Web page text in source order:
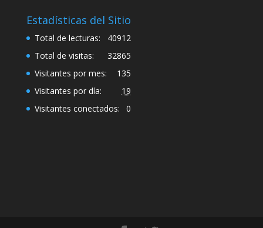
Estadísticas del Sitio
40912
Total de lecturas:
32865
Total de visitas:
135
Visitantes por mes:
19
Visitantes por día:
0
Visitantes conectados: